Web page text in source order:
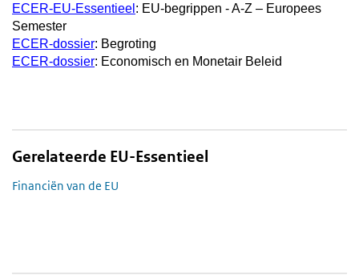
ECER-EU-Essentieel : EU-begrippen - A-Z – Europees
Semester
ECER-dossier: Begroting
ECER-dossier: Economisch en Monetair Beleid
Gerelateerde EU-Essentieel
Financiën van de EU